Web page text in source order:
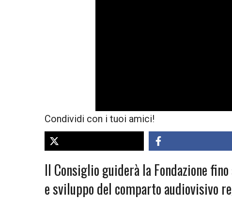
Condividi con i tuoi amici!
Il Consiglio guiderà la Fondazione
e sviluppo del comparto audiovisivo